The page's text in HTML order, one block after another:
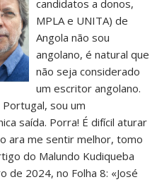
candidatos a donos,
MPLA e UNITA) de
Angola não sou
angolano, é natural que
não seja considerado
um escritor angolano.
sou um
saída. Porra! É difícil aturar
ara me sentir melhor, tomo
do Malundo Kudiqueba
de 2024, no Folha 8: «José